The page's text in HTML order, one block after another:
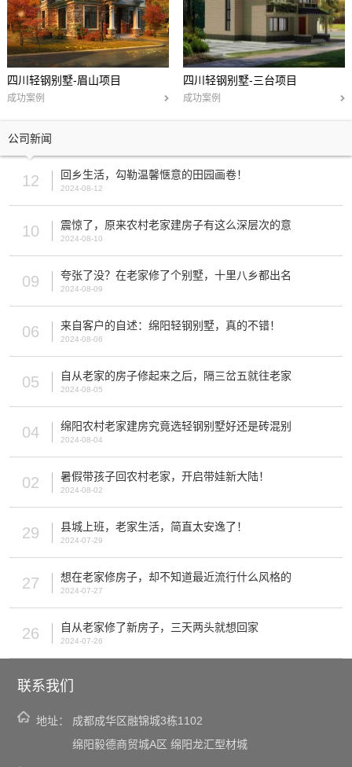
四川轻钢别墅-眉山项目
成功案例
四川轻钢别墅-三台项目
成功案例
公司新闻
12 回乡生活，勾勒温馨惬意的田园画卷！
2024-08-12
10 震惊了，原来农村老家建房子有这么深层次的意
2024-08-10
09 夸张了没？在老家修了个别墅，十里八乡都出名
2024-08-09
06 来自客户的自述：绵阳轻钢别墅，真的不错！
2024-08-06
05 自从老家的房子修起来之后，隔三岔五就往老家
2024-08-05
04 绵阳农村老家建房究竟选轻钢别墅好还是砖混别
2024-08-04
02 暑假带孩子回农村老家，开启带娃新大陆！
2024-08-02
29 县城上班，老家生活，简直太安逸了！
2024-07-29
27 想在老家修房子，却不知道最近流行什么风格的
2024-07-27
26 自从老家修了新房子，三天两头就想回家
2024-07-26
联系我们
地址：
成都成华区融锦城3栋1102
绵阳毅德商贸城A区 绵阳龙汇型材城